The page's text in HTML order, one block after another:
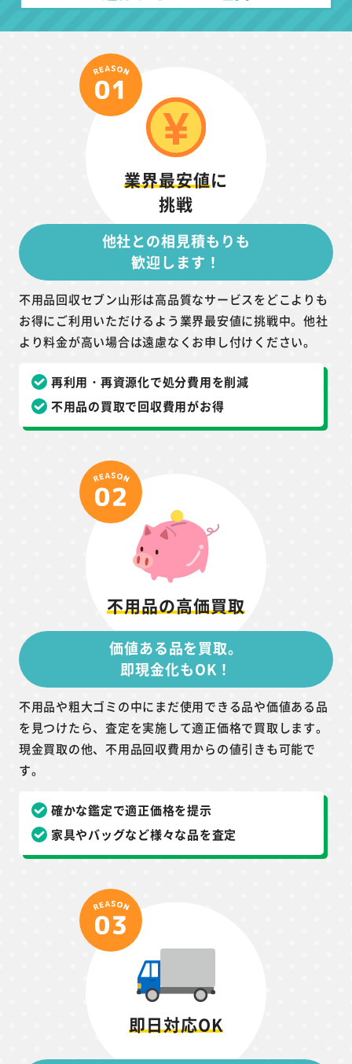
業界最安値に
挑戦
他社との相見積もりも
歓迎します！
不用品回収セブン山形は高品質なサービスをどこよりも
お得にご利用いただけるよう業界最安値に挑戦中。他社
より料金が高い場合は遠慮なくお申し付けください。
再利用・再資源化で処分費用を削減
不用品の買取で回収費用がお得
不用品の高価買取
価値ある品を買取。
即現金化もOK！
不用品や粗大ゴミの中にまだ使用できる品や価値ある品
を見つけたら、査定を実施して適正価格で買取します。
現金買取の他、不用品回収費用からの値引きも可能で
す。
確かな鑑定で適正価格を提示
家具やバッグなど様々な品を査定
即日対応OK